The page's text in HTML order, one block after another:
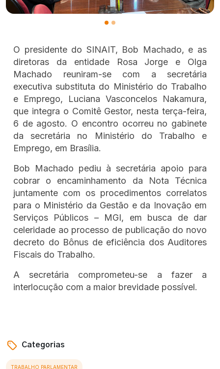
O presidente do SINAIT, Bob Machado, e as
diretoras da entidade Rosa Jorge e Olga
Machado reuniram-se com a secretária
executiva substituta do Ministério do Trabalho
e Emprego, Luciana Vasconcelos Nakamura,
que integra o Comitê Gestor, nesta terça-feira,
6 de agosto. O encontro ocorreu no gabinete
da secretária no Ministério do Trabalho e
Emprego, em Brasília.
Bob Machado pediu à secretária apoio para
cobrar o encaminhamento da Nota Técnica
juntamente com os procedimentos correlatos
para o Ministério da Gestão e da Inovação em
Serviços Públicos – MGI, em busca de dar
celeridade ao processo de publicação do novo
decreto do Bônus de eficiência dos Auditores
Fiscais do Trabalho.
A secretária comprometeu-se a fazer a
interlocução com a maior brevidade possível.
Categorias
TRABALHO PARLAMENTAR